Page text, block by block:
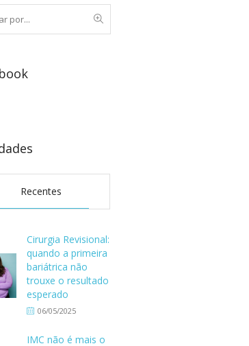
Recentes
Cirurgia Revisional:
quando a primeira
bariátrica não
trouxe o resultado
esperado
06/05/2025
IMC não é mais o